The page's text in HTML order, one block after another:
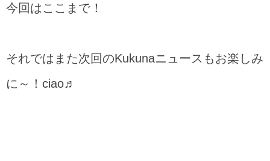
今回はここまで！
それではまた次回のKukunaニュースもお楽しみ
に～！ciao♬